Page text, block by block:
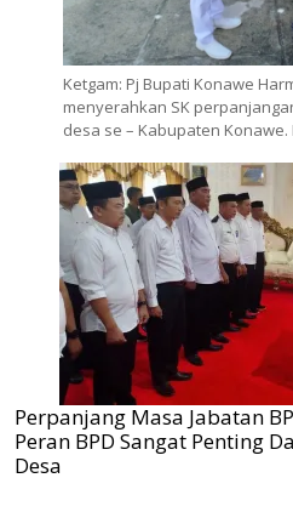
Ketgam: Pj Bupati Konawe
menyerahkan SK
desa se – Kabupaten Konawe.
Perpanjang Masa Jabatan
Peran BPD Sangat Penting
Desa